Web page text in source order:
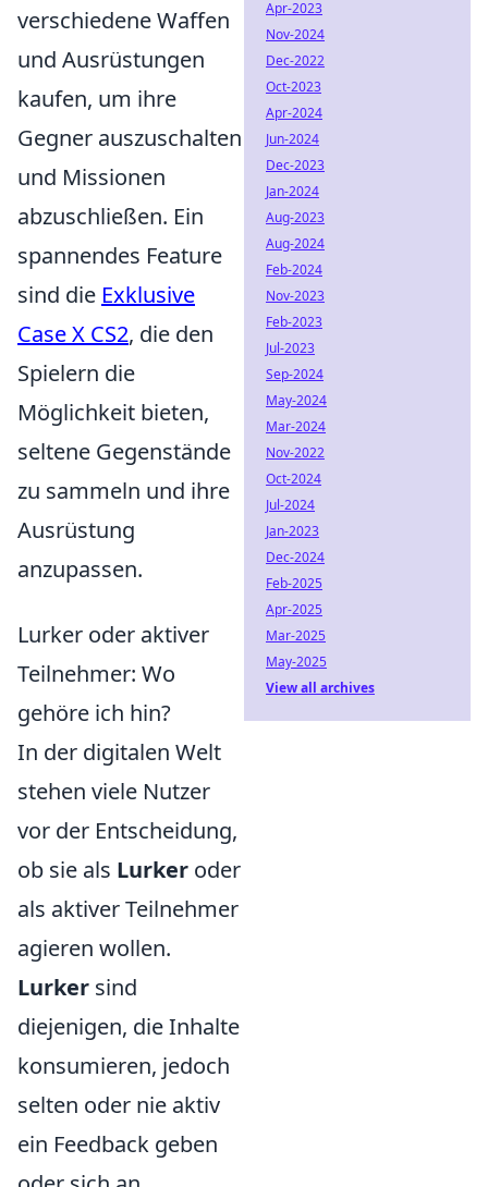
verschiedene Waffen
und Ausrüstungen
kaufen, um ihre
Gegner auszuschalten
und Missionen
abzuschließen. Ein
spannendes Feature
sind die Exklusive
Case X CS2, die den
Spielern die
Möglichkeit bieten,
seltene Gegenstände
zu sammeln und ihre
Ausrüstung
anzupassen.
Lurker oder aktiver
Teilnehmer: Wo
gehöre ich hin?
In der digitalen Welt
stehen viele Nutzer
vor der Entscheidung,
ob sie als Lurker oder
als aktiver Teilnehmer
agieren wollen.
Lurker sind
diejenigen, die Inhalte
konsumieren, jedoch
selten oder nie aktiv
ein Feedback geben
Apr-2023
Nov-2024
Dec-2022
Oct-2023
Apr-2024
Jun-2024
Dec-2023
Jan-2024
Aug-2023
Aug-2024
Feb-2024
Nov-2023
Feb-2023
Jul-2023
Sep-2024
May-2024
Mar-2024
Nov-2022
Oct-2024
Jul-2024
Jan-2023
Dec-2024
Feb-2025
Apr-2025
Mar-2025
May-2025
View all archives